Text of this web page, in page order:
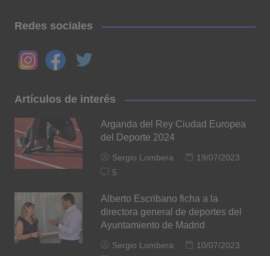
Redes sociales
Artículos de interés
Arganda del Rey Ciudad Europea
del Deporte 2024
Sergio Lombera
19/07/2023
5
Alberto Escribano ficha a la
directora general de deportes del
Ayuntamiento de Madrid
Sergio Lombera
10/07/2023